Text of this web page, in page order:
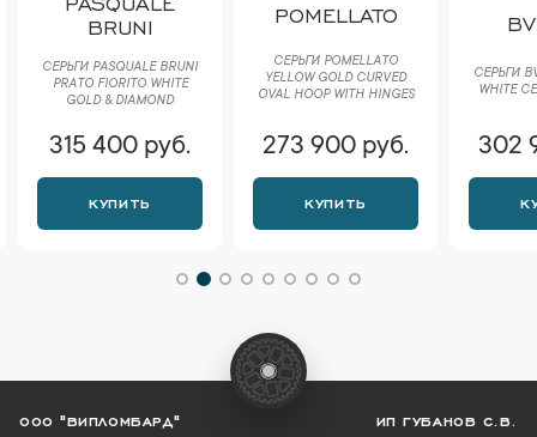
BRUNI
СЕРЬГИ PASQUALE BRUNI
РRАTО FIORITO WHITE
GOLD & DIAMOND
315 400 руб.
КУПИТЬ
POMELLATO
СЕРЬГИ POMELLATO
YELLOW GOLD CURVED
OVAL HOOP WITH HINGES
273 900 руб.
КУПИТЬ
СЕРЬГИ
WHITE
302
ООО "ВИПЛОМБАРД" ИП ГУБАНОВ С.В.